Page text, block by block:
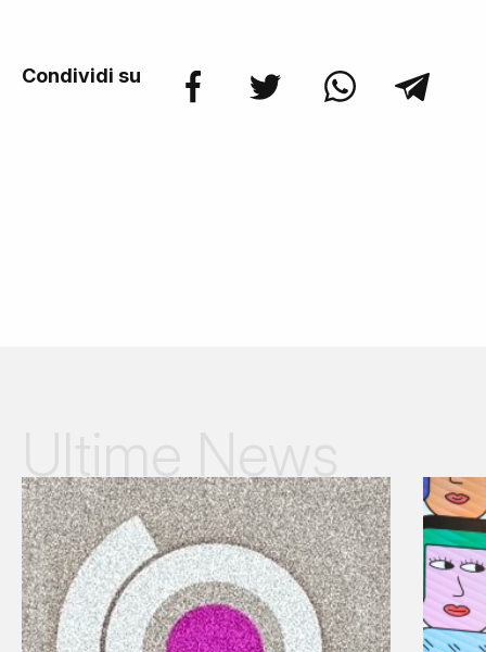
Condividi su